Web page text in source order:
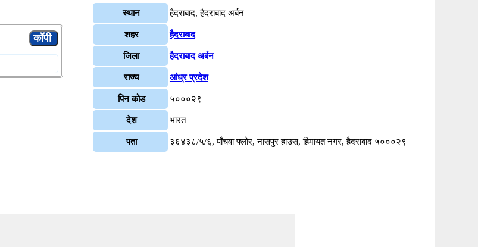
स्थान हैदराबाद, हैदराबाद अर्बन
शहर हैदराबाद
जिला हैदराबाद अर्बन
राज्य आंध्र प्रदेश
पिन कोड ५०००२९
देश भारत
पता ३६४३८/५/६, पाँचवा फ्लोर, नासपुर हाउस, हिमायत नगर, हैदराबाद ५०००२९